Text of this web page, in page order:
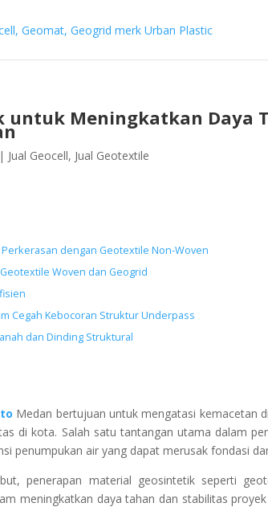
untuk Meningkatkan Daya
| Jual Geocell, Jual Geotextile
dengan Geotextile Non-Woven
Woven dan Geogrid
Cegah Kebocoran Struktur Underpass
dan Dinding Struktural
Medan bertujuan untuk mengatasi kemacetan
di kota. Salah satu tantangan utama dalam
penumpukan air yang dapat merusak fondasi
penerapan material geosintetik seperti
meningkatkan daya tahan dan stabilitas